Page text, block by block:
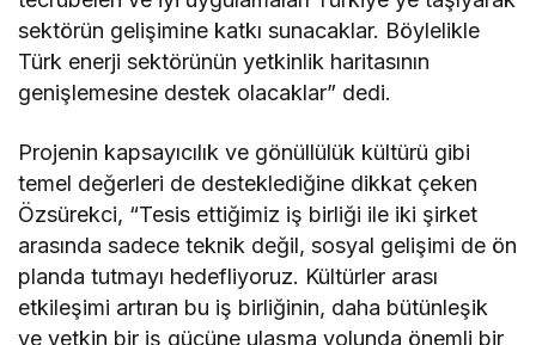
sektörün gelişimine katkı sunacaklar. Böylelikle
Türk enerji sektörünün yetkinlik haritasının
genişlemesine destek olacaklar” dedi.
Projenin kapsayıcılık ve gönüllülük kültürü gibi
temel değerleri de desteklediğine dikkat çeken
Özsürekci, “Tesis ettiğimiz iş birliği ile iki şirket
arasında sadece teknik değil, sosyal gelişimi de ön
planda tutmayı hedefliyoruz. Kültürler arası
etkileşimi artıran bu iş birliğinin, daha bütünleşik
ve yetkin bir iş gücüne ulaşma yolunda önemli bir